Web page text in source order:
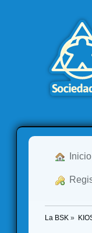
Inicio
La BSK »